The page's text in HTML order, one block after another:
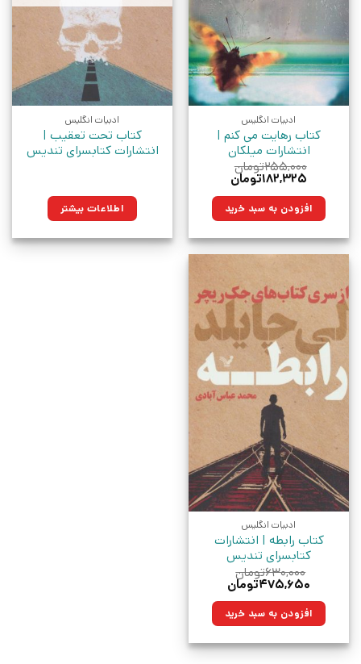
ادبیات انگلیس
کتاب رهایت می کنم |
انتشارات میلکان
۲۵۵,۰۰۰تومان
قیمت
۲۵۵,۰۰۰تومان
بود.
۱۸۲,۳۲۵تومان
۱۸۲,۳۲۵تومان.افزودن به سبد خرید
ادبیات انگلیس
کتاب تحت تعقیب |
انتشارات کتابسرای تندیس
اطلاعات بیشتر
ادبیات انگلیس
کتاب رابطه | انتشارات
کتابسرای تندیس
۶۳۰,۰۰۰تومان
قیمت
۶۳۰,۰۰۰تومان
بود.
۴۷۵,۶۵۰تومان
۴۷۵,۶۵۰تومان. افزودن به سبد خرید